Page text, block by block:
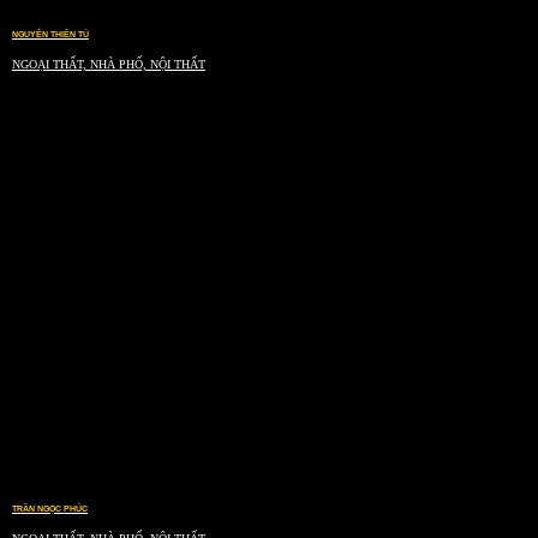
NGUYỄN THIÊN TÚ
NGOẠI THẤT, NHÀ PHỐ, NỘI THẤT
TRẦN NGỌC PHÚC